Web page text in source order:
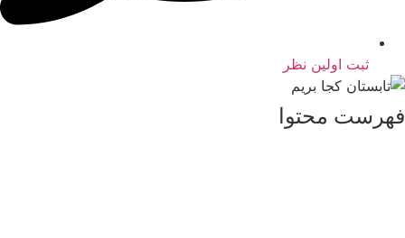
ثبت اولین نظر
فهرست محتوا